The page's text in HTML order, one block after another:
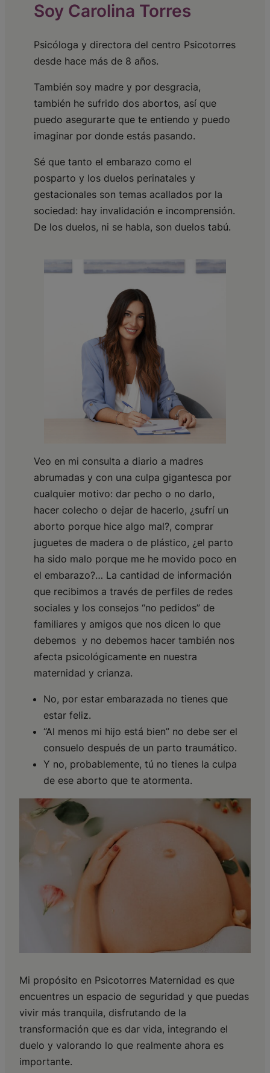
Soy Carolina Torres
Psicóloga y directora del centro Psicotorres
desde hace más de 8 años.
También soy madre y por desgracia,
también he sufrido dos abortos, así que
puedo asegurarte que te entiendo y puedo
imaginar por donde estás pasando.
Sé que tanto el embarazo como el
posparto y los duelos perinatales y
gestacionales son temas acallados por la
sociedad: hay invalidación e incomprensión.
De los duelos, ni se habla, son duelos tabú.
Veo en mi consulta a diario a madres
abrumadas y con una culpa gigantesca por
cualquier motivo: dar pecho o no darlo,
hacer colecho o dejar de hacerlo, ¿sufrí un
aborto porque hice algo mal?, comprar
juguetes de madera o de plástico, ¿el parto
ha sido malo porque me he movido poco en
el embarazo?… La cantidad de información
que recibimos a través de perfiles de redes
sociales y los consejos “no pedidos” de
familiares y amigos que nos dicen lo que
debemos y no debemos hacer también nos
afecta psicológicamente en nuestra
maternidad y crianza.
No, por estar embarazada no tienes que
estar feliz.
“Al menos mi hijo está bien” no debe ser el
consuelo después de un parto traumático.
Y no, probablemente, tú no tienes la culpa
de ese aborto que te atormenta.
Mi propósito en Psicotorres Maternidad es que
encuentres un espacio de seguridad y que puedas
vivir más tranquila, disfrutando de la
transformación que es dar vida, integrando el
duelo y valorando lo que realmente ahora es
importante.